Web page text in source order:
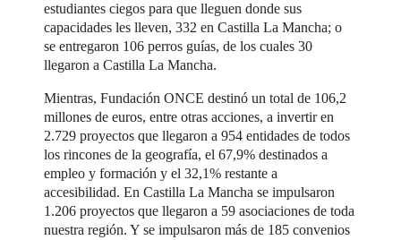
estudiantes ciegos para que lleguen donde sus
capacidades les lleven, 332 en Castilla La Mancha; o
se entregaron 106 perros guías, de los cuales 30
llegaron a Castilla La Mancha.
Mientras, Fundación ONCE destinó un total de 106,2
millones de euros, entre otras acciones, a invertir en
2.729 proyectos que llegaron a 954 entidades de todos
los rincones de la geografía, el 67,9% destinados a
empleo y formación y el 32,1% restante a
accesibilidad. En Castilla La Mancha se impulsaron
1.206 proyectos que llegaron a 59 asociaciones de toda
nuestra región. Y se impulsaron más de 185 convenios